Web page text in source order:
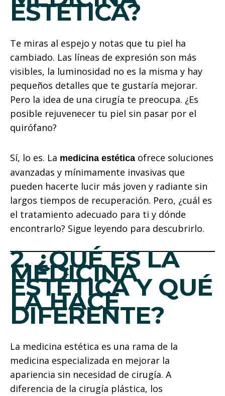
ESTÉTICA?
Te miras al espejo y notas que tu piel ha
cambiado. Las líneas de expresión son más
visibles, la luminosidad no es la misma y hay
pequeños detalles que te gustaría mejorar.
Pero la idea de una cirugía te preocupa. ¿Es
posible rejuvenecer tu piel sin pasar por el
quirófano?
Sí, lo es. La medicina estética ofrece soluciones
avanzadas y mínimamente invasivas que
pueden hacerte lucir más joven y radiante sin
largos tiempos de recuperación. Pero, ¿cuál es
el tratamiento adecuado para ti y dónde
encontrarlo? Sigue leyendo para descubrirlo.
2. ¿QUÉ ES LA
MEDICINA
ESTÉTICA Y QUÉ
LA HACE
DIFERENTE?
La medicina estética es una rama de la
medicina especializada en mejorar la
apariencia sin necesidad de cirugía. A
diferencia de la cirugía plástica, los